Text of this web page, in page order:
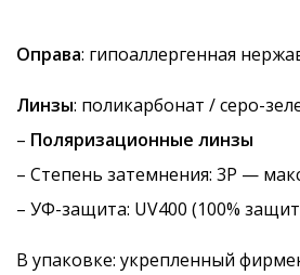
Оправа: гипоаллергенная
Линзы: поликарбонат / серо-
– Поляризационные линзы
– Степень затемнения: 3P —
– УФ-защита: UV400 (100%
В упаковке: укрепленный